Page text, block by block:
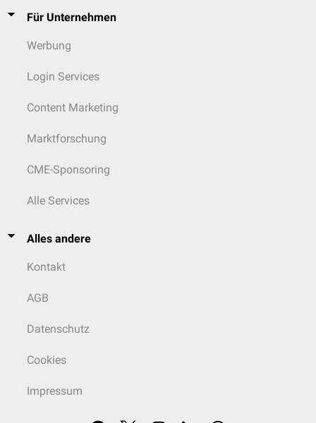
Für Unternehmen
Werbung
Login Services
Content Marketing
Marktforschung
CME-Sponsoring
Alle Services
Alles andere
Kontakt
AGB
Datenschutz
Cookies
Impressum